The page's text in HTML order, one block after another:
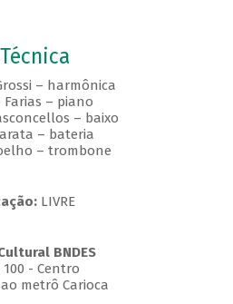
– harmônica
Farias – piano
– baixo
– bateria
– trombone
LIVRE
BNDES
100 - Centro
metrô Carioca